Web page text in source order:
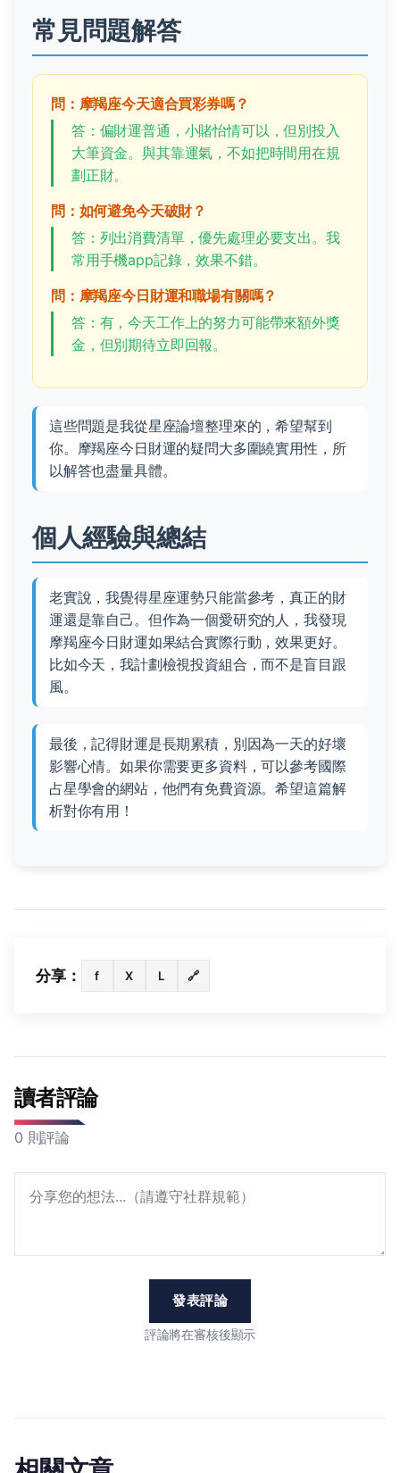
常見問題解答
問：摩羯座今天適合買彩券嗎？
答：偏財運普通，小賭怡情可以，但別投入
大筆資金。與其靠運氣，不如把時間用在規
劃正財。
問：如何避免今天破財？
答：列出消費清單，優先處理必要支出。我
常用手機app記錄，效果不錯。
問：摩羯座今日財運和職場有關嗎？
答：有，今天工作上的努力可能帶來額外獎
金，但別期待立即回報。
這些問題是我從星座論壇整理來的，希望幫到
你。摩羯座今日財運的疑問大多圍繞實用性，所
以解答也盡量具體。
個人經驗與總結
老實說，我覺得星座運勢只能當參考，真正的財
運還是靠自己。但作為一個愛研究的人，我發現
摩羯座今日財運如果結合實際行動，效果更好。
比如今天，我計劃檢視投資組合，而不是盲目跟
風。
最後，記得財運是長期累積，別因為一天的好壞
影響心情。如果你需要更多資料，可以參考國際
占星學會的網站，他們有免費資源。希望這篇解
析對你有用！
分享： f X L 🔗
讀者評論
0 則評論
發表評論
評論將在審核後顯示